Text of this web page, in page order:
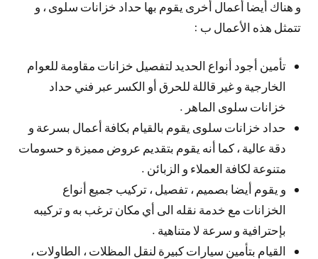
و هناك أيضا أعمال أخرى يقوم بها حداد خزانات سلوى ، و
تتمثل هذه الأعمال ب :
تأمين أجود أنواع الحديد لتفصيل خزانات مقاومة للعوام
الخارجية و غير قاللة للحرق أو الكسر عبر فني حداد
خزانات سلوى الماهر .
حداد خزانات سلوى يقوم بالقيام بكافة أعمال بسرعة و
دقة عالية ، كما أنه يقوم بتقديم عروض مميزة و حسومات
متنوعة لكافة العملاء و الزبائن .
و يقوم أيضا بصميم ، تفصيل ، تركيب جميع أنواع
الخزانات مع خدمة نقله الى أي مكان ترغب به و تركيبه
بإحترافية و سرعة لا متناهية .
القيام بتأمين سيارات كبيرة لنقل المظلات ، الطاولات ،